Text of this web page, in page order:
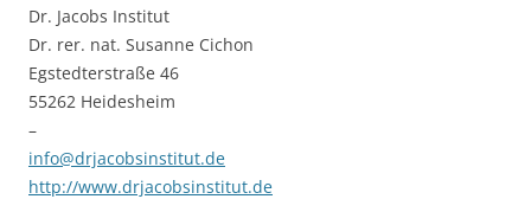
Dr. Jacobs Institut
Dr. rer. nat. Susanne Cichon
Egstedterstraße 46
55262 Heidesheim
–
info@drjacobsinstitut.de
http://www.drjacobsinstitut.de